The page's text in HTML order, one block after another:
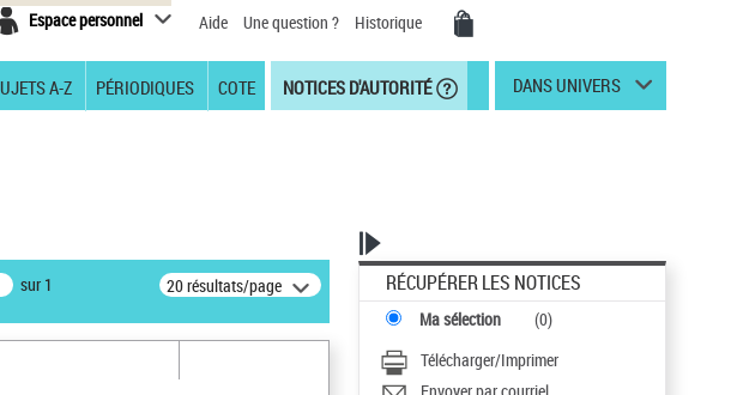
Espace personnel Aide Une question ? Historique
A-Z PÉRIODIQUES COTE NOTICES D'AUTORITÉ DANS UNIVERS
sur 1 20 résultats/page RÉCUPÉRER LES NOTICES
Ma sélection (0)
Télécharger/Imprimer